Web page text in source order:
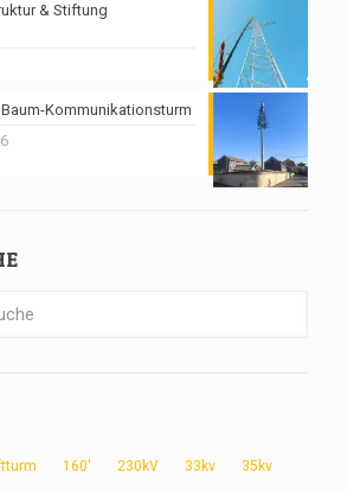
& Stiftung
Kommunikationsturm
160' 230kV 33kv 35kv